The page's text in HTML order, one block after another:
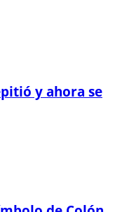
y ahora se